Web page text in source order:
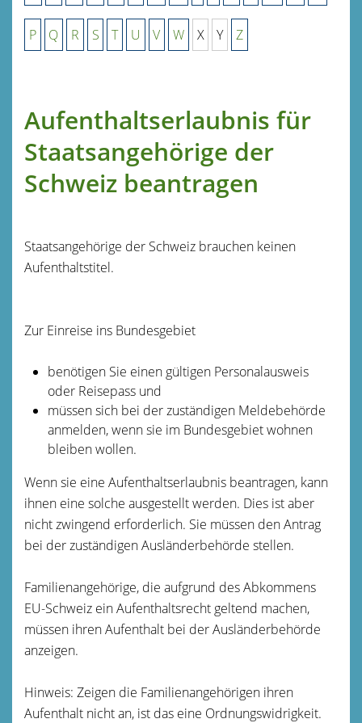
P Q R S T U V W X Y Z
Aufenthaltserlaubnis für
Staatsangehörige der
Schweiz beantragen
Staatsangehörige der Schweiz brauchen keinen
Aufenthaltstitel.
Zur Einreise ins Bundesgebiet
benötigen Sie einen gültigen Personalausweis
oder Reisepass und
müssen sich bei der zuständigen Meldebehörde
anmelden, wenn sie im Bundesgebiet wohnen
bleiben wollen.
Wenn sie eine Aufenthaltserlaubnis beantragen, kann
ihnen eine solche ausgestellt werden. Dies ist aber
nicht zwingend erforderlich. Sie müssen den Antrag
bei der zuständigen Ausländerbehörde stellen.
Familienangehörige, die aufgrund des Abkommens
EU-Schweiz ein Aufenthaltsrecht geltend machen,
müssen ihren Aufenthalt bei der Ausländerbehörde
anzeigen.
Hinweis: Zeigen die Familienangehörigen ihren
Aufenthalt nicht an, ist das eine Ordnungswidrigkeit.